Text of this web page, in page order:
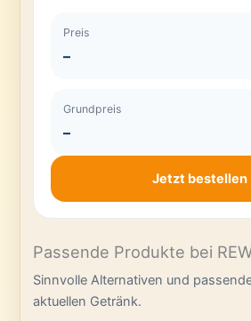
Preis
–
Grundpreis
–
Jetzt bestellen
Passende Produkte bei
Sinnvolle Alternativen und
aktuellen Getränk.